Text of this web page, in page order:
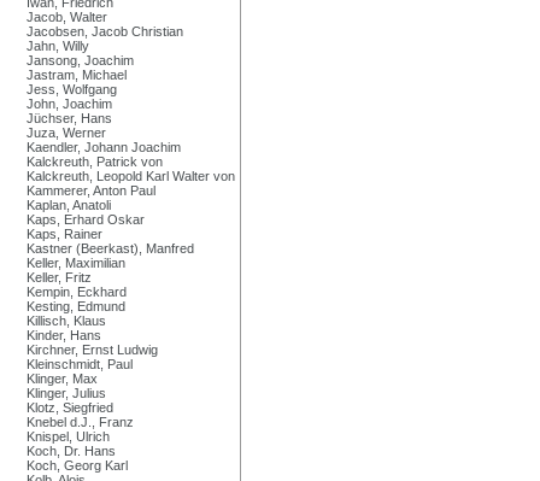
Jacob, Walter
Jacobsen, Jacob Christian
Jahn, Willy
Jansong, Joachim
Jastram, Michael
Jess, Wolfgang
John, Joachim
Jüchser, Hans
Juza, Werner
Kaendler, Johann Joachim
Kalckreuth, Patrick von
Kalckreuth, Leopold Karl Walter von
Kammerer, Anton Paul
Kaplan, Anatoli
Kaps, Erhard Oskar
Kaps, Rainer
Kastner (Beerkast), Manfred
Keller, Maximilian
Keller, Fritz
Kempin, Eckhard
Kesting, Edmund
Killisch, Klaus
Kinder, Hans
Kirchner, Ernst Ludwig
Kleinschmidt, Paul
Klinger, Max
Klinger, Julius
Klotz, Siegfried
Knebel d.J., Franz
Knispel, Ulrich
Koch, Dr. Hans
Koch, Georg Karl